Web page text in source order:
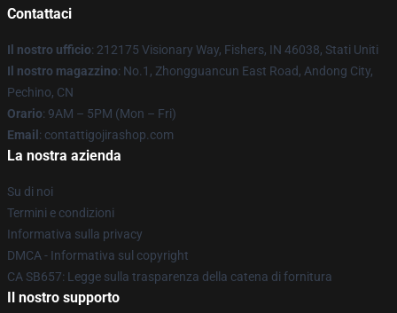
Contattaci
Il nostro ufficio: 212175 Visionary Way, Fishers, IN 46038, Stati Uniti
Il nostro magazzino: No.1, Zhongguancun East Road, Andong City,
Pechino, CN
Orario: 9AM – 5PM (Mon – Fri)
Email : contattigojirashop.com
La nostra azienda
Su di noi
Termini e condizioni
Informativa sulla privacy
DMCA - Informativa sul copyright
CA SB657: Legge sulla trasparenza della catena di fornitura
Il nostro supporto